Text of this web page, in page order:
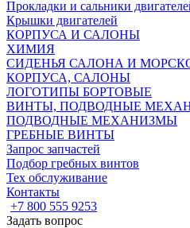
Прокладки и сальники
Крышки двигателей
КОРПУСА И САЛОНЫ
ХИМИЯ
СИДЕНЬЯ САЛОНА И
КОРПУСА, САЛОНЫ
ЛОГОТИПЫ БОРТОВЫЕ
ВИНТЫ, ПОДВОДНЫЕ
ПОДВОДНЫЕ МЕХАНИЗМЫ
ГРЕБНЫЕ ВИНТЫ
Запрос запчастей
Подбор гребных винтов
Тех обслуживание
Контакты
+7 800 555 9253
Задать вопрос